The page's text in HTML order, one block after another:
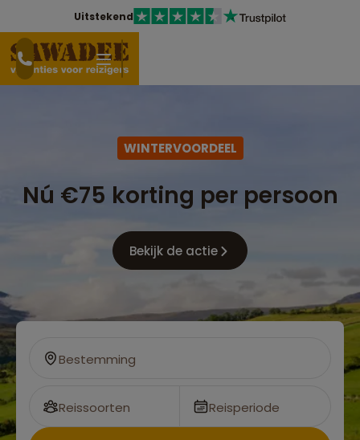
Uitstekend
WINTERVOORDEEL
Nú €75 korting per persoon
Bekijk de actie
Bestemming
Reissoorten Reisperiode